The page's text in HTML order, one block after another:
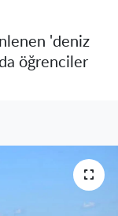
'deniz
öğrenciler